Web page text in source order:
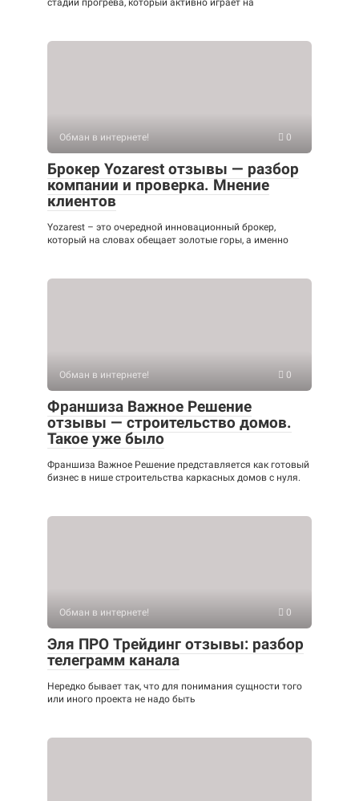
стадии прогрева, который активно играет на
Обман в интернете! 0
Брокер Yozarest отзывы — разбор
компании и проверка. Мнение
клиентов
Yozarest – это очередной инновационный брокер,
который на словах обещает золотые горы, а именно
Обман в интернете! 0
Франшиза Важное Решение
отзывы — строительство домов.
Такое уже было
Франшиза Важное Решение представляется как готовый
бизнес в нише строительства каркасных домов с нуля.
Обман в интернете! 0
Эля ПРО Трейдинг отзывы: разбор
телеграмм канала
Нередко бывает так, что для понимания сущности того
или иного проекта не надо быть